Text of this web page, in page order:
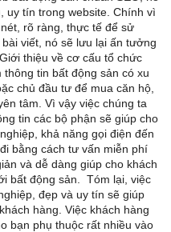
uy tín trong website. Chính vì
rõ ràng, thực tế để sử
viết, nó sẽ lưu lại ấn tưởng
thiệu về cơ cấu tổ chức
tin bất động sản có xu
chủ đầu tư để mua căn hộ,
tâm. Vì vậy việc chúng ta
tin các bộ phận sẽ giúp cho
khả năng gọi điện đến
bằng cách tư vấn miễn phí
và dễ dàng giúp cho khách
bất động sản. Tóm lại, việc
đẹp và uy tín sẽ giúp
hàng. Việc khách hàng
bạn phụ thuộc rất nhiều vào